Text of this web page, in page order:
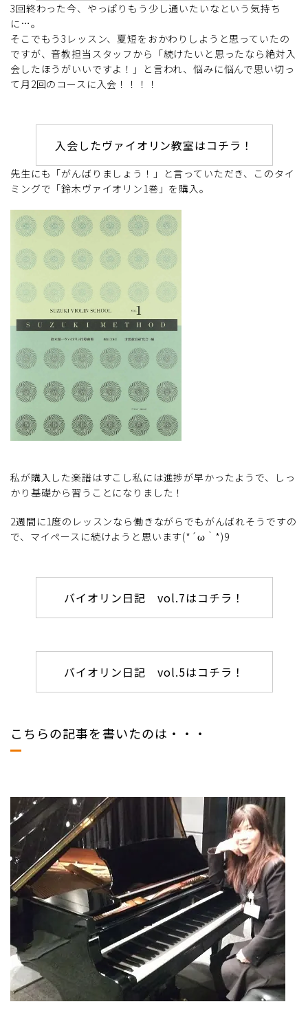
3回終わった今、やっぱりもう少し通いたいなという気持ち
に…。
そこでもう3レッスン、夏短をおかわりしようと思っていたの
ですが、音教担当スタッフから「続けたいと思ったなら絶対入
会したほうがいいですよ！」と言われ、悩みに悩んで思い切っ
て月2回のコースに入会！！！！
入会したヴァイオリン教室はコチラ！
先生にも「がんばりましょう！」と言っていただき、このタイ
ミングで「鈴木ヴァイオリン1巻」を購入。
私が購入した楽譜はすこし私には進捗が早かったようで、しっ
かり基礎から習うことになりました！
2週間に1度のレッスンなら働きながらでもがんばれそうですの
で、マイペースに続けようと思います(*´ω｀*)9
バイオリン日記 vol.7はコチラ！
バイオリン日記 vol.5はコチラ！
こちらの記事を書いたのは・・・